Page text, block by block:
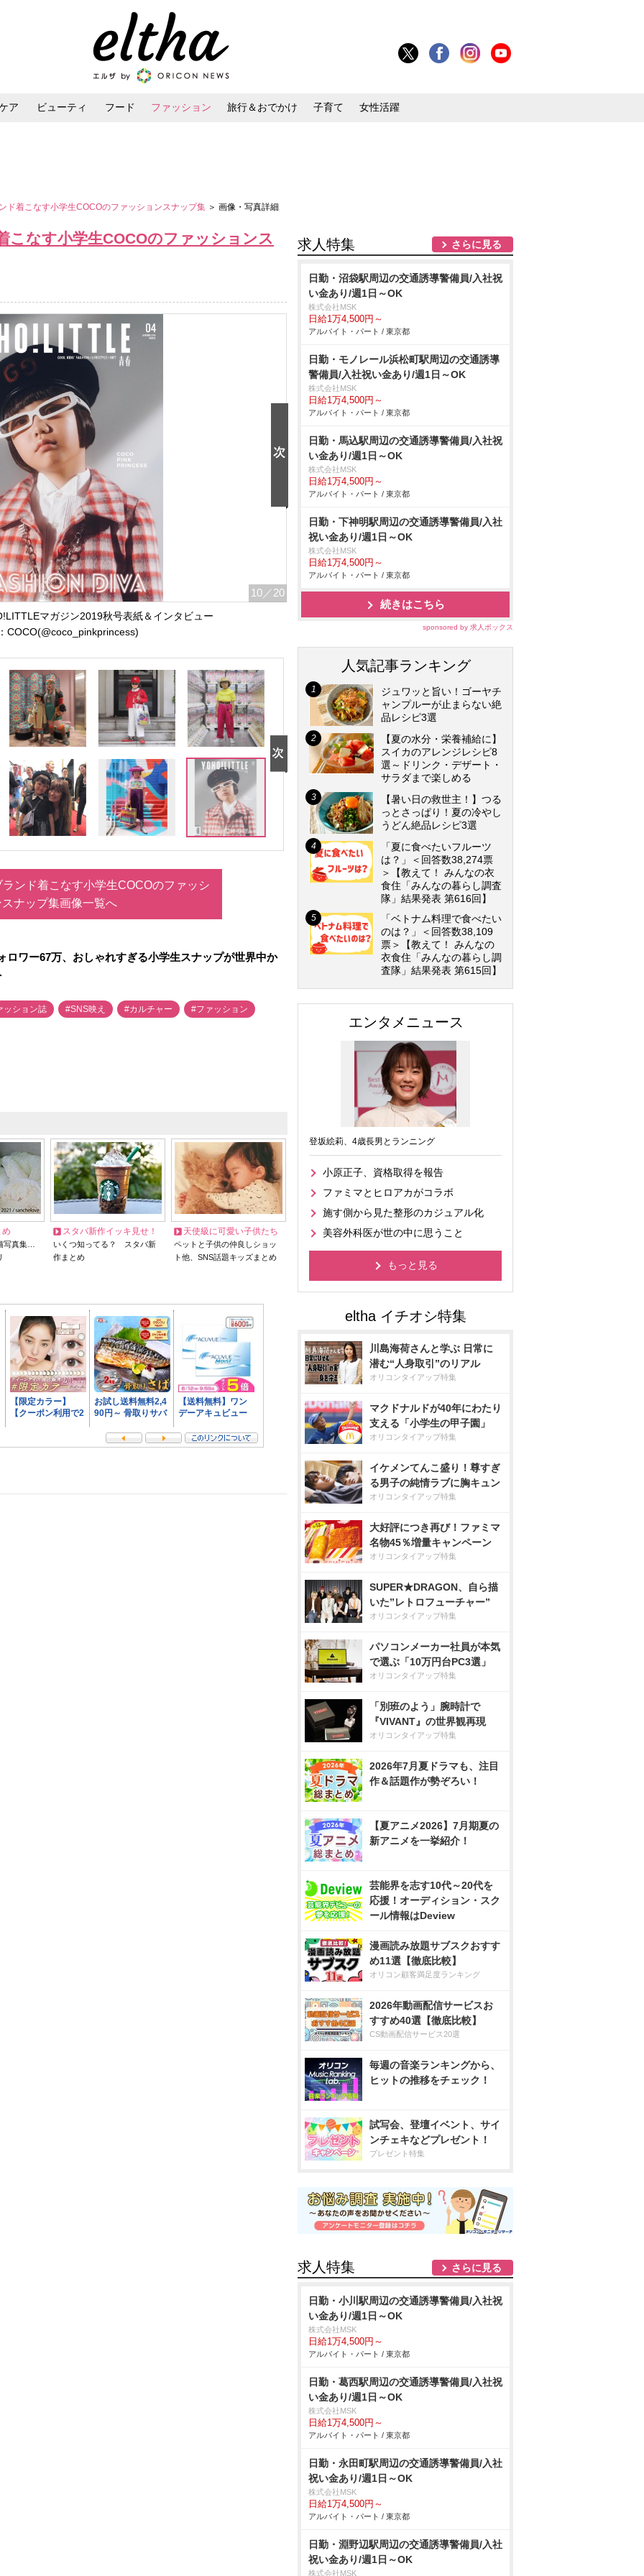
ア ビューティ フード ファッション 旅行＆おでかけ 子育て 女性活躍
ド着こなす小学生COCOのファッションスナップ集 ＞ 画像・写真詳細
こなす小学生COCOのファッションス
10 ／20
マガジン2019秋号表紙＆インタビュー
COCO(@coco_pinkprincess)
ンド着こなす小学生COCOのファッシ
ナップ集画像一覧へ
ロワー67万、おしゃれすぎる小学生スナップが世界中か
ッション誌 #SNS映え #カルチャー #ファッション
め
写真集…
スタバ新作イッキ見せ！
いくつ知ってる？ スタバ新
作まとめ
天使級に可愛い子供たち
ペットと子供の仲良しショッ
ト他、SNS話題キッズまとめ
求人特集 さらに見る
日勤・沼袋駅周辺の交通誘導警備員/入社祝
い金あり/週1日～OK
株式会社MSK
日給1万4,500円～
アルバイト・パート / 東京都
日勤・モノレール浜松町駅周辺の交通誘導
警備員/入社祝い金あり/週1日～OK
株式会社MSK
日給1万4,500円～
アルバイト・パート / 東京都
日勤・馬込駅周辺の交通誘導警備員/入社祝
い金あり/週1日～OK
株式会社MSK
日給1万4,500円～
アルバイト・パート / 東京都
日勤・下神明駅周辺の交通誘導警備員/入社
祝い金あり/週1日～OK
株式会社MSK
日給1万4,500円～
アルバイト・パート / 東京都
続きはこちら
sponsored by 求人ボックス
人気記事ランキング
ジュワッと旨い！ゴーヤチ
ャンプルーが止まらない絶
品レシピ3選
【夏の水分・栄養補給に】
スイカのアレンジレシピ8
選～ドリンク・デザート・
サラダまで楽しめる
【暑い日の救世主！】つる
っとさっぱり！夏の冷やし
うどん絶品レシピ3選
「夏に食べたいフルーツ
は？」＜回答数38,274票
＞【教えて！ みんなの衣
食住「みんなの暮らし調査
隊」結果発表 第616回】
「ベトナム料理で食べたい
のは？」＜回答数38,109
票＞【教えて！ みんなの
衣食住「みんなの暮らし調
査隊」結果発表 第615回】
エンタメニュース
登坂絵莉、4歳長男とランニング
小原正子、資格取得を報告
ファミマとヒロアカがコラボ
施す側から見た整形のカジュアル化
美容外科医が世の中に思うこと
もっと見る
川島海荷さんと学ぶ 日常に
潜む“人身取引”のリアル
オリコンタイアップ特集
マクドナルドが40年にわたり
支える「小学生の甲子園」
オリコンタイアップ特集
イケメンてんこ盛り！尊すぎ
る男子の純情ラブに胸キュン
オリコンタイアップ特集
大好評につき再び！ファミマ
名物45％増量キャンペーン
オリコンタイアップ特集
SUPER★DRAGON、自ら描
いた”レトロフューチャー”
オリコンタイアップ特集
パソコンメーカー社員が本気
で選ぶ「10万円台PC3選」
オリコンタイアップ特集
「別班のよう」腕時計で
『VIVANT』の世界観再現
オリコンタイアップ特集
2026年7月夏ドラマも、注目
作＆話題作が勢ぞろい！
【夏アニメ2026】7月期夏の
新アニメを一挙紹介！
芸能界を志す10代～20代を
応援！オーディション・スク
ール情報はDeview
漫画読み放題サブスクおすす
め11選【徹底比較】
オリコン顧客満足度ランキング
2026年動画配信サービスお
すすめ40選【徹底比較】
CS動画配信サービス20選
毎週の音楽ランキングから、
ヒットの推移をチェック！
試写会、登壇イベント、サイ
ンチェキなどプレゼント！
プレゼント特集
求人特集 さらに見る
日勤・小川駅周辺の交通誘導警備員/入社祝
い金あり/週1日～OK
株式会社MSK
日給1万4,500円～
アルバイト・パート / 東京都
日勤・葛西駅周辺の交通誘導警備員/入社祝
い金あり/週1日～OK
株式会社MSK
日給1万4,500円～
アルバイト・パート / 東京都
日勤・永田町駅周辺の交通誘導警備員/入社
祝い金あり/週1日～OK
株式会社MSK
日給1万4,500円～
アルバイト・パート / 東京都
日勤・淵野辺駅周辺の交通誘導警備員/入社
祝い金あり/週1日～OK
株式会社MSK